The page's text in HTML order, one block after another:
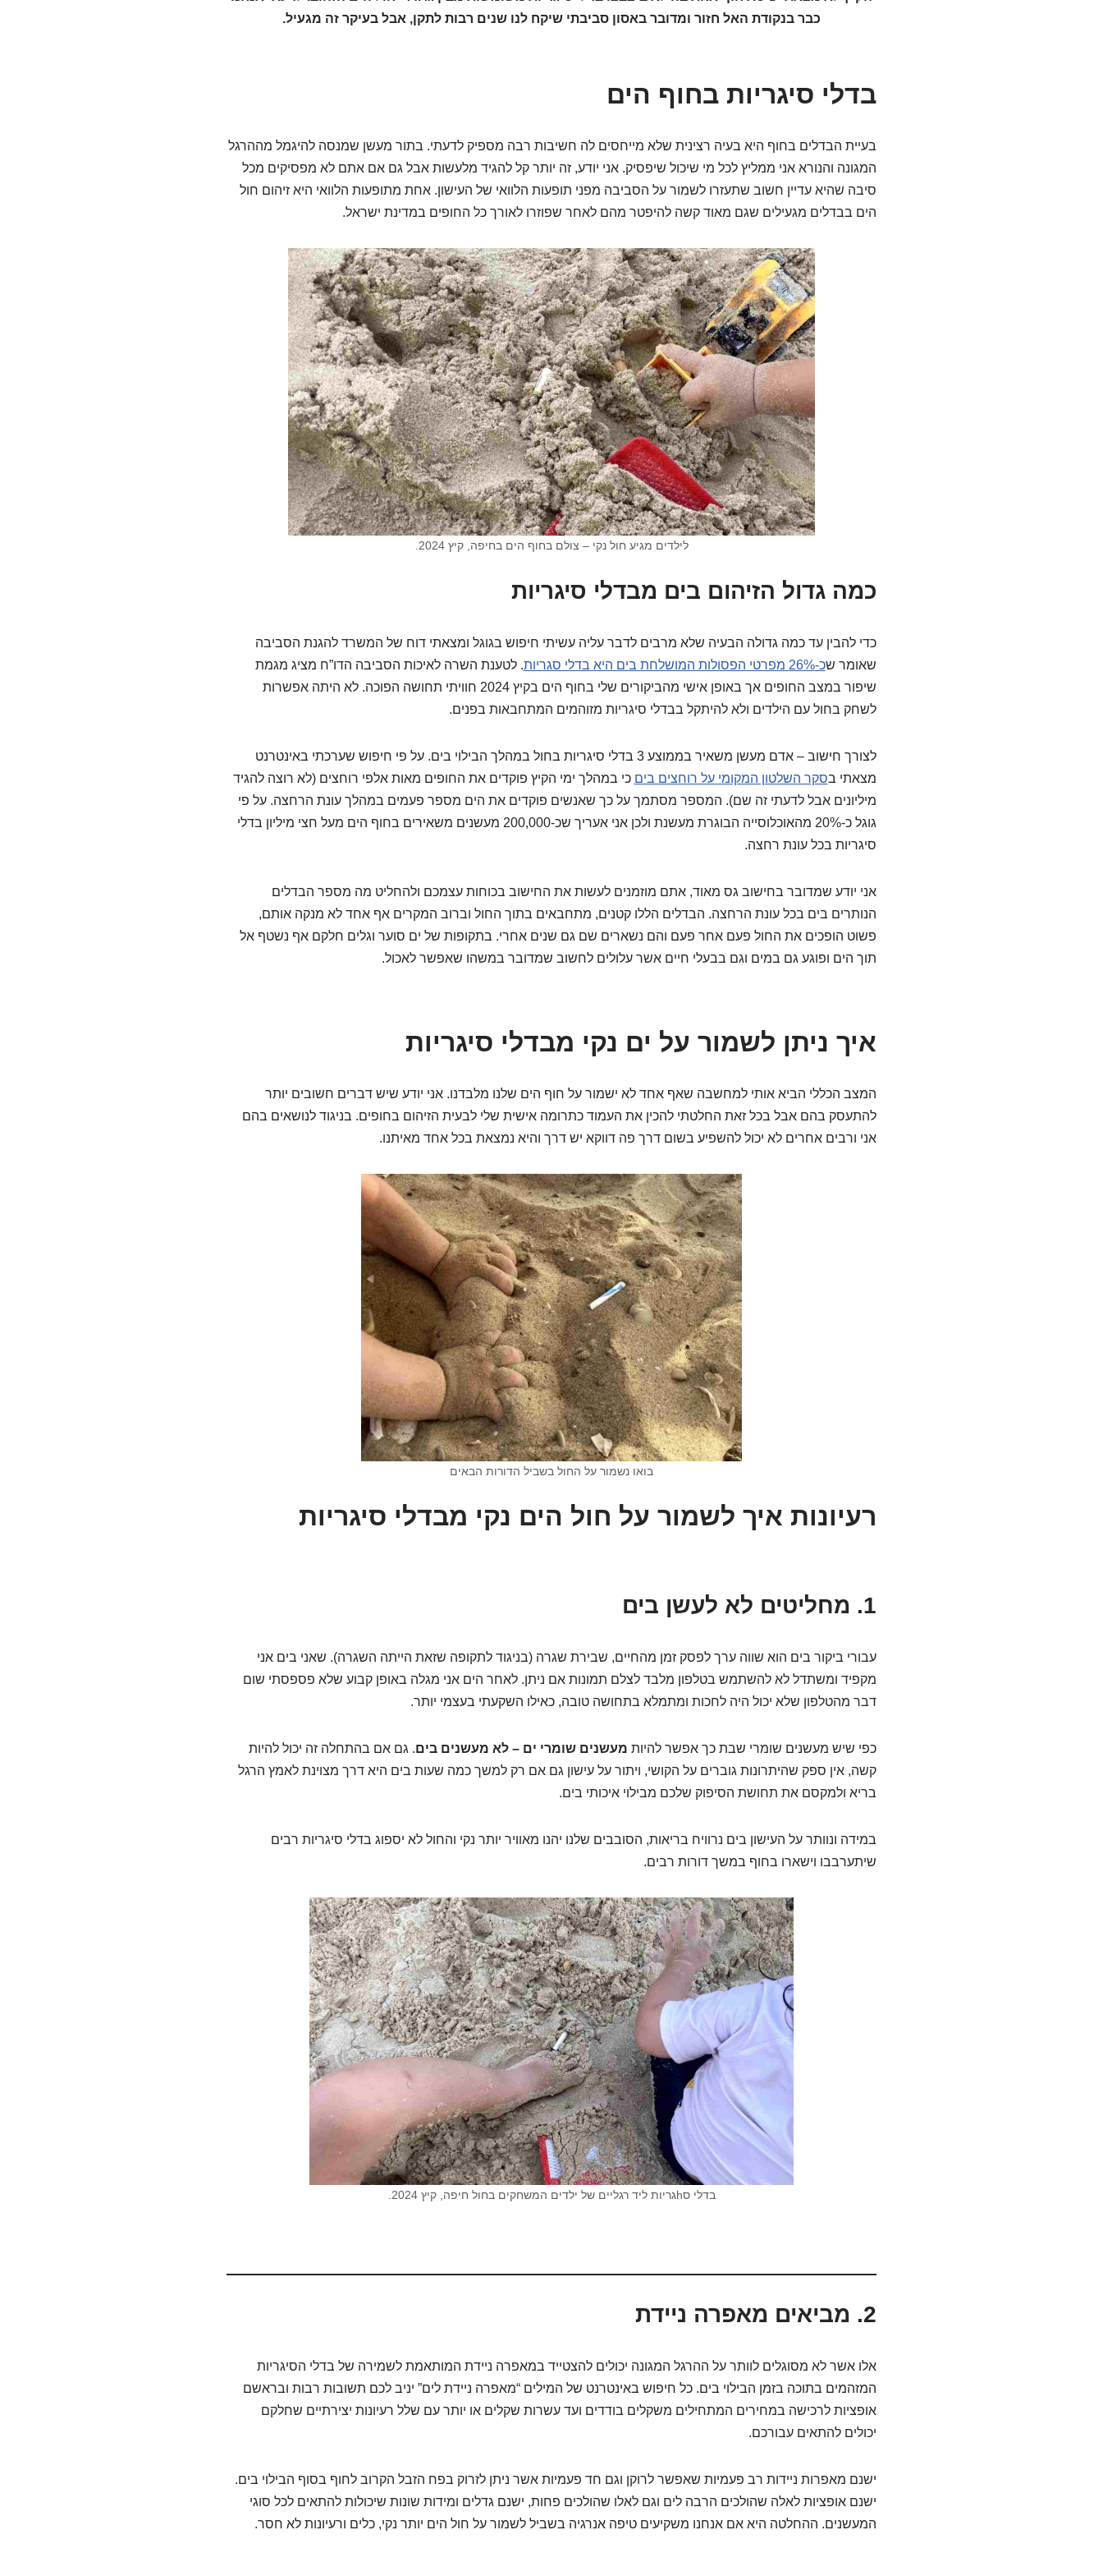
כבר בנקודת האל חזור ומדובר באסון סביבתי שיקח לנו שנים רבות לתקן, אבל בעיקר זה מגעיל.
בדלי סיגריות בחוף הים
בעיית הבדלים בחוף היא בעיה רצינית שלא מייחסים לה חשיבות רבה מספיק לדעתי. בתור מעשן שמנסה להיגמל מההרגל
המגונה והנורא אני ממליץ לכל מי שיכול שיפסיק. אני יודע, זה יותר קל להגיד מלעשות אבל גם אם אתם לא מפסיקים מכל
סיבה שהיא עדיין חשוב שתעזרו לשמור על הסביבה מפני תופעות הלוואי של העישון. אחת מתופעות הלוואי היא זיהום חול
הים בבדלים מגעילים שגם מאוד קשה להיפטר מהם לאחר שפוזרו לאורך כל החופים במדינת ישראל.
לילדים מגיע חול נקי – צולם בחוף הים בחיפה, קיץ 2024.
כמה גדול הזיהום בים מבדלי סיגריות
כדי להבין עד כמה גדולה הבעיה שלא מרבים לדבר עליה עשיתי חיפוש בגוגל ומצאתי דוח של המשרד להגנת הסביבה
שאומר שכ-26% מפרטי הפסולות המושלחת בים היא בדלי סגריות
. לטענת השרה לאיכות הסביבה הדו”ח מציג מגמת
שיפור במצב החופים אך באופן אישי מהביקורים שלי בחוף הים בקיץ 2024 חוויתי תחושה הפוכה. לא היתה אפשרות
לשחק בחול עם הילדים ולא להיתקל בבדלי סיגריות מזוהמים המתחבאות בפנים.
לצורך חישוב – אדם מעשן משאיר בממוצע 3 בדלי סיגריות בחול במהלך הבילוי בים. על פי חיפוש שערכתי באינטרנט
מצאתי בסקר השלטון המקומי על רוחצים בים כי במהלך ימי הקיץ פוקדים את החופים מאות אלפי רוחצים (לא רוצה להגיד
מיליונים אבל לדעתי זה שם). המספר מסתמך על כך שאנשים פוקדים את הים מספר פעמים במהלך עונת הרחצה. על פי
גוגל כ-20% מהאוכלוסייה הבוגרת מעשנת ולכן אני אעריך שכ-200,000 מעשנים משאירים בחוף הים מעל חצי מיליון בדלי
סיגריות בכל עונת רחצה.
אני יודע שמדובר בחישוב גס מאוד, אתם מוזמנים לעשות את החישוב בכוחות עצמכם ולהחליט מה מספר הבדלים
הנותרים בים בכל עונת הרחצה. הבדלים הללו קטנים, מתחבאים בתוך החול וברוב המקרים אף אחד לא מנקה אותם,
פשוט הופכים את החול פעם אחר פעם והם נשארים שם גם שנים אחרי. בתקופות של ים סוער וגלים חלקם אף נשטף אל
תוך הים ופוגע גם במים וגם בבעלי חיים אשר עלולים לחשוב שמדובר במשהו שאפשר לאכול.
איך ניתן לשמור על ים נקי מבדלי סיגריות
המצב הכללי הביא אותי למחשבה שאף אחד לא ישמור על חוף הים שלנו מלבדנו. אני יודע שיש דברים חשובים יותר
להתעסק בהם אבל בכל זאת החלטתי להכין את העמוד כתרומה אישית שלי לבעית הזיהום בחופים. בניגוד לנושאים בהם
אני ורבים אחרים לא יכול להשפיע בשום דרך פה דווקא יש דרך והיא נמצאת בכל אחד מאיתנו.
בואו נשמור על החול בשביל הדורות הבאים
רעיונות איך לשמור על חול הים נקי מבדלי סיגריות
1. מחליטים לא לעשן בים
עבורי ביקור בים הוא שווה ערך לפסק זמן מהחיים, שבירת שגרה (בניגוד לתקופה שזאת הייתה השגרה). שאני בים אני
מקפיד ומשתדל לא להשתמש בטלפון מלבד לצלם תמונות אם ניתן. לאחר הים אני מגלה באופן קבוע שלא פספסתי שום
דבר מהטלפון שלא יכול היה לחכות ומתמלא בתחושה טובה, כאילו השקעתי בעצמי יותר.
כפי שיש מעשנים שומרי שבת כך אפשר להיות מעשנים שומרי ים – לא מעשנים בים. גם אם בהתחלה זה יכול להיות
קשה, אין ספק שהיתרונות גוברים על הקושי, ויתור על עישון גם אם רק למשך כמה שעות בים היא דרך מצוינת לאמץ הרגל
בריא ולמקסם את תחושת הסיפוק שלכם מבילוי איכותי בים.
במידה ונוותר על העישון בים נרוויח בריאות, הסובבים שלנו יהנו מאוויר יותר נקי והחול לא יספוג בדלי סיגריות רבים
שיתערבבו וישארו בחוף במשך דורות רבים.
בדלי סhגריות ליד רגליים של ילדים המשחקים בחול חיפה, קיץ 2024.
2. מביאים מאפרה ניידת
אלו אשר לא מסוגלים לוותר על ההרגל המגונה יכולים להצטייד במאפרה ניידת המותאמת לשמירה של בדלי הסיגריות
המזהמים בתוכה בזמן הבילוי בים. כל חיפוש באינטרנט של המילים “מאפרה ניידת לים” יניב לכם תשובות רבות ובראשם
אופציות לרכישה במחירים המתחילים משקלים בודדים ועד עשרות שקלים או יותר עם שלל רעיונות יצירתיים שחלקם
יכולים להתאים עבורכם.
ישנם מאפרות ניידות רב פעמיות שאפשר לרוקן וגם חד פעמיות אשר ניתן לזרוק בפח הזבל הקרוב לחוף בסוף הבילוי בים.
ישנם אופציות לאלה שהולכים הרבה לים וגם לאלו שהולכים פחות, ישנם גדלים ומידות שונות שיכולות להתאים לכל סוגי
המעשנים. ההחלטה היא אם אנחנו משקיעים טיפה אנרגיה בשביל לשמור על חול הים יותר נקי, כלים ורעיונות לא חסר.